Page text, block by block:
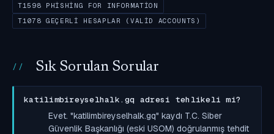
T1598 PHISHING FOR INFORMATION
T1078 GEÇERLI HESAPLAR (VALID ACCOUNTS)
Sık Sorulan Sorular
katilimbireyselhalk.gq adresi tehlikeli mi?
Evet. "katilimbireyselhalk.gq" kaydı T.C. Siber
Güvenlik Başkanlığı (eski USOM) doğrulanmış tehdit